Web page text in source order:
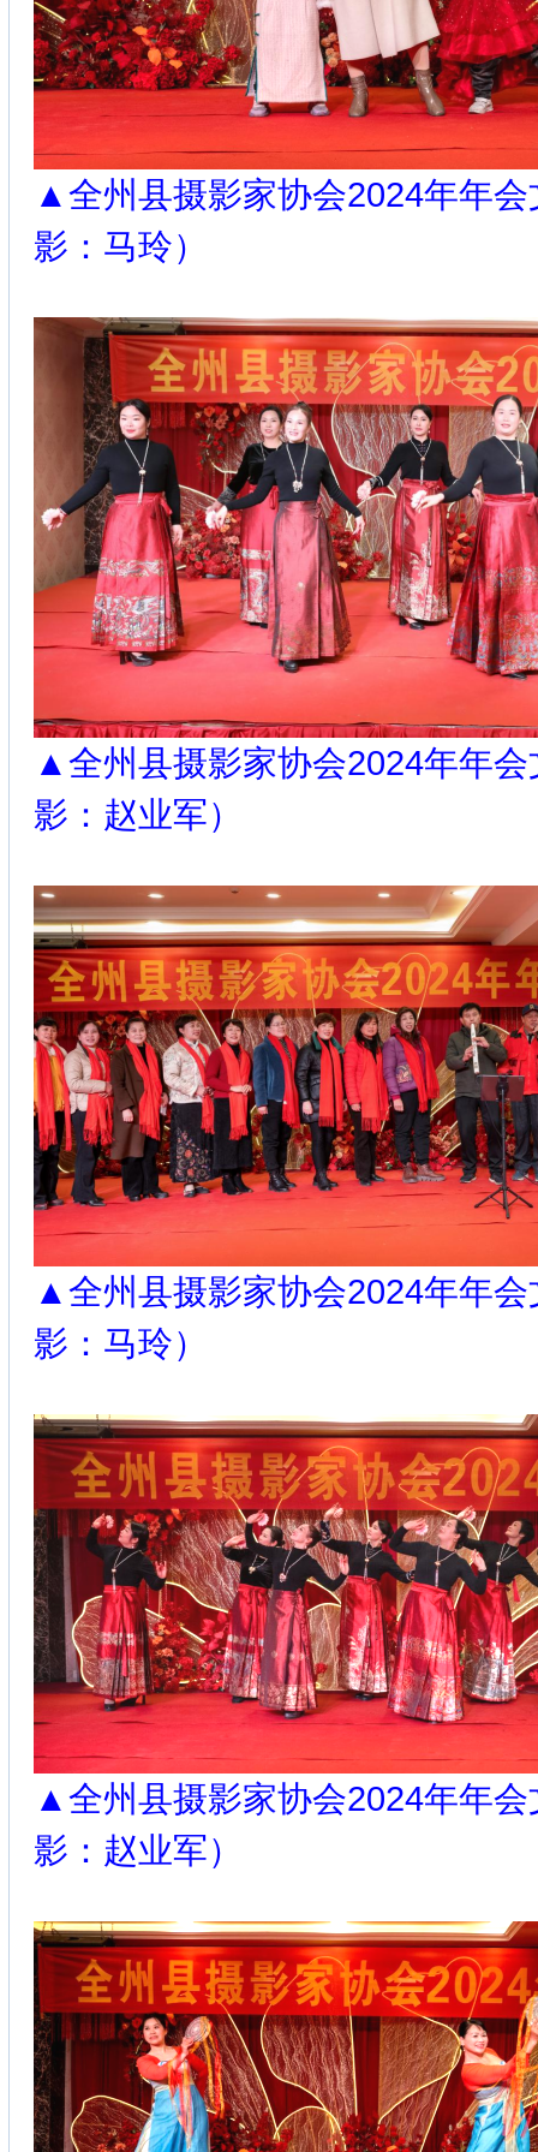
▲全州县摄影家协会2024年年
影：马玲）
▲全州县摄影家协会2024年年
影：赵业军）
▲全州县摄影家协会2024年年
影：马玲）
▲全州县摄影家协会2024年年
影：赵业军）